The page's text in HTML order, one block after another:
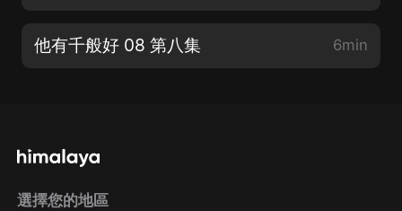
他有千般好 08 第八集 6min
選擇您的地區